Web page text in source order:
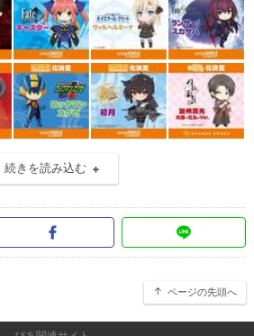
続きを読み込む
ページの先頭へ